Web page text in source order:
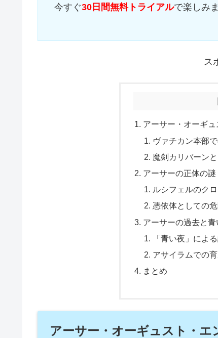
今すぐ30日間無料トライアルで楽しみ
ス
アーサー・オーギ
ヴァチカン本部
魔剣カリバーン
アーサーの正体の
ルシフェルのク
憑依体としての
アーサーの過去と
「青い夜」によ
アサイラムでの
まとめ
アーサー・オーギュスト・エ